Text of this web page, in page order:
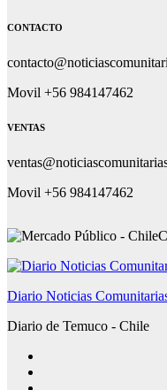
CONTACTO
Movil +56 984147462
VENTAS
Movil +56 984147462
Diario Noticias
Diario de Temuco - Chile